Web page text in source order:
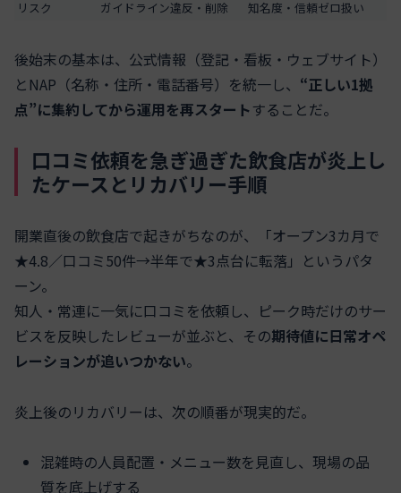
リスク
ガイドライン違反・削除 知名度・信頼ゼロ扱い
後始末の基本は、公式情報（登記・看板・ウェブサイト）
とNAP（名称・住所・電話番号）を統一し、 “正しい1拠
点”に集約してから運用を再スタートすることだ。
口コミ依頼を急ぎ過ぎた飲食店が炎上し
たケースとリカバリー手順
開業直後の飲食店で起きがちなのが、「オープン3カ月で
★4.8／口コミ50件→半年で★3点台に転落」というパタ
ーン。
知人・常連に一気に口コミを依頼し、ピーク時だけのサー
ビスを反映したレビューが並ぶと、その期待値に日常オペ
レーションが追いつかない。
炎上後のリカバリーは、次の順番が現実的だ。
混雑時の人員配置・メニュー数を見直し、現場の品
質を底上げする